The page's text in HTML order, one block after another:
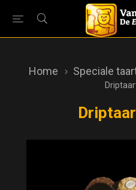
Home Speciale